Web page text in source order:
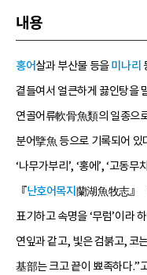
내용
홍어살과 부산물 등을미나리
곁들여서 얼큰하게 끓인탕을
연골어류軟骨魚類의 일종으
분어擥魚 등으로 기록되어 있
‘나무가부리’, ‘홍에’, ‘고동무
『난호어목지 蘭湖魚牧志』
표기하고 속명을 ‘무럼’이라
연잎과 같고, 빛은 검붉고, 코
基部는 크고 끝이 뾰족하다.”